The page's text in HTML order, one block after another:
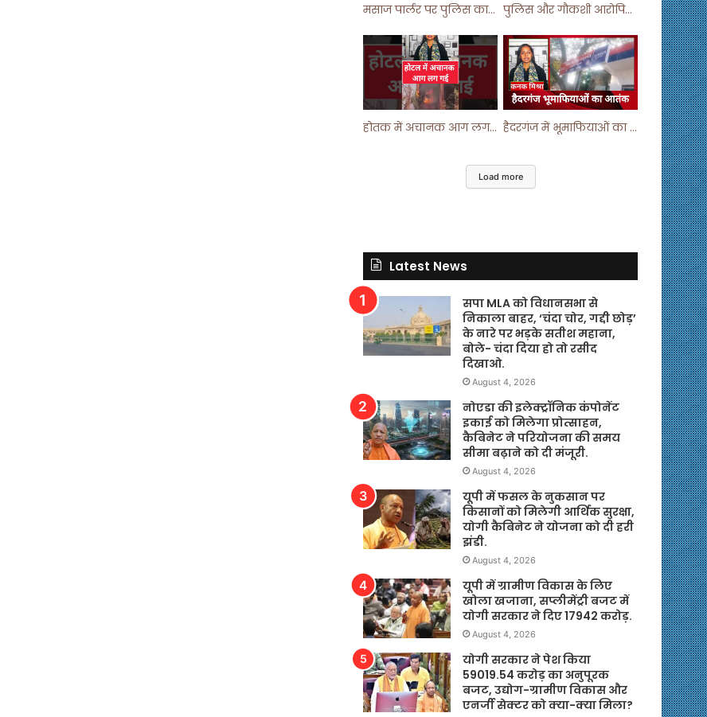
मसाज पार्लर पर पुलिस का छापा ! #viralvideo #trending #parlour पुलिस और गौकशी आरोपियों में मुठभेड़ ! #shortvideo #shorts #shortsfeed
होतक में अचानक आग लगने से मचा हड़कंप ! #shortsfeed #shorts #viralshorts हैदरगंज में भूमाफियाओं का आतंक ! #upnews #viral #viralvideo
Load more
Latest News
सपा MLA को विधानसभा से
निकाला बाहर, ‘चंदा चोर, गद्दी छोड़’
के नारे पर भड़के सतीश महाना,
बोले- चंदा दिया हो तो रसीद
दिखाओ.
August 4, 2026
नोएडा की इलेक्ट्रॉनिक कंपोनेंट
इकाई को मिलेगा प्रोत्साहन,
कैबिनेट ने परियोजना की समय
सीमा बढ़ाने को दी मंजूरी.
August 4, 2026
यूपी में फसल के नुकसान पर
किसानों को मिलेगी आर्थिक सुरक्षा,
योगी कैबिनेट ने योजना को दी हरी
झंडी.
August 4, 2026
यूपी में ग्रामीण विकास के लिए
खोला खजाना, सप्लीमेंट्री बजट में
योगी सरकार ने दिए 17942 करोड़.
August 4, 2026
योगी सरकार ने पेश किया
59019.54 करोड़ का अनुपूरक
बजट, उद्योग-ग्रामीण विकास और
एनर्जी सेक्टर को क्या-क्या मिला?